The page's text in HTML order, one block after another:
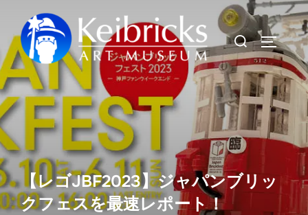
テ
ン
ツ
へ
ス
キ
ッ
プ
検
索
対
象:
サイドバ
【レゴJBF2023】ジャパンブリッ
クフェスを最速レポート！